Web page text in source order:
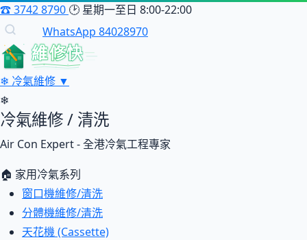
☎3742 8790 🕑 星期一至日 8:00-22:00
WhatsApp 84028970
維修快
❄ 冷氣維修 ▼
❄
冷氣維修 / 清洗
Air Con Expert - 全港冷氣工程專家
🏠 家用冷氣系列
窗口機維修/清洗
分體機維修/清洗
天花機 (Cassette)